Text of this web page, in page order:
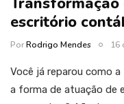
escritório
PorRodrigo Mendes 16
Você já reparou como
a forma de atuação de